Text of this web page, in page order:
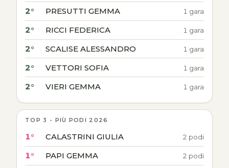
2° PRESUTTI GEMMA 1 gara
2° RICCI FEDERICA 1 gara
2° SCALISE ALESSANDRO 1 gara
2° VETTORI SOFIA 1 gara
2° VIERI GEMMA 1 gara
TOP 3 - PIÙ PODI 2026
1° CALASTRINI GIULIA 2 podi
1° PAPI GEMMA 2 podi